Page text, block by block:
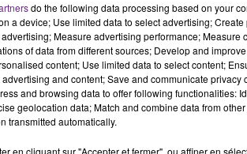
do the following data processing based on your
a device; Use limited data to select advertising;
Measure advertising performance;
of data from different sources; Develop and
content; Use limited data to select content;
and content; Save and communicate
and browsing data to offer following functionalities:
geolocation data; Match and combine data from
transmitted automatically.
en cliquant sur "Accepter et fermer", ou affiner en